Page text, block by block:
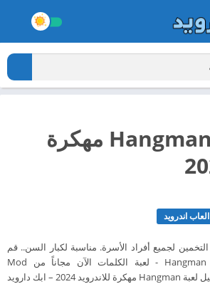
تحميل لعبة Hangman مهكرة
اندرويد
لجميع أفراد الأسرة. مناسبة لكبار السن.. قم
بتحميل لعبة تحميل لعبة Hangman - لعبة الكلمات الآن مجاناً من Mod